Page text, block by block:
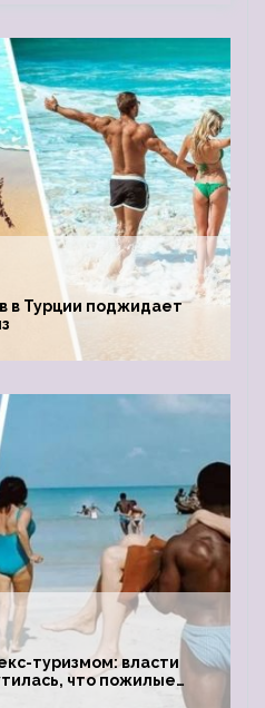
в Турции поджидает
туризмом: власти
что пожилые
к ним, чтобы